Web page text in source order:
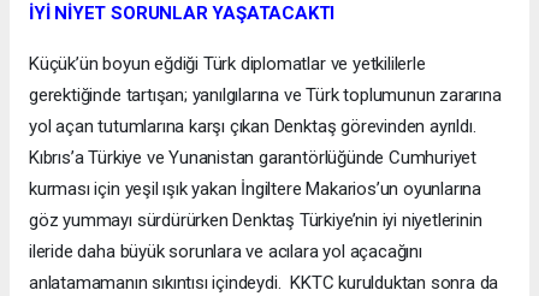
İYİ NİYET SORUNLAR YAŞATACAKTI
Küçük’ün boyun eğdiği Türk diplomatlar ve yetkililerle
gerektiğinde tartışan; yanılgılarına ve Türk toplumunun zararına
yol açan tutumlarına karşı çıkan Denktaş görevinden ayrıldı.
Kıbrıs’a Türkiye ve Yunanistan garantörlüğünde Cumhuriyet
kurması için yeşil ışık yakan İngiltere Makarios’un oyunlarına
göz yummayı sürdürürken Denktaş Türkiye’nin iyi niyetlerinin
ileride daha büyük sorunlara ve acılara yol açacağını
anlatamamanın sıkıntısı içindeydi. KKTC kurulduktan sonra da